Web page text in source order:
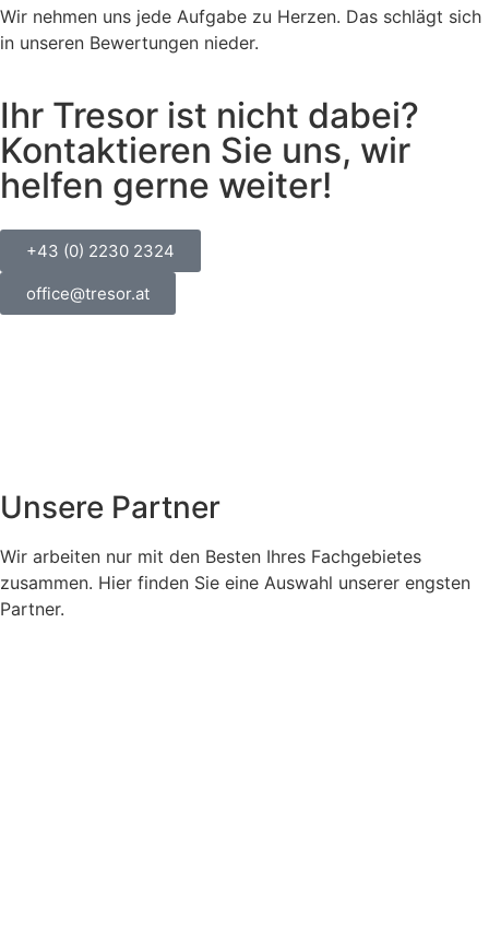
Wir nehmen uns jede Aufgabe zu Herzen. Das schlägt sich
in unseren Bewertungen nieder.
Ihr Tresor ist nicht dabei?
Kontaktieren Sie uns, wir
helfen gerne weiter!
+43 (0) 2230 2324
office@tresor.at
Unsere Partner
Wir arbeiten nur mit den Besten Ihres Fachgebietes
zusammen. Hier finden Sie eine Auswahl unserer engsten
Partner.